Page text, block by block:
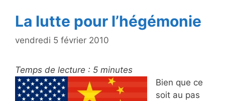
La lutte pour l’hégémonie
vendredi 5 février 2010
Temps de lecture : 5 minutes
Bien que ce
soit au pas